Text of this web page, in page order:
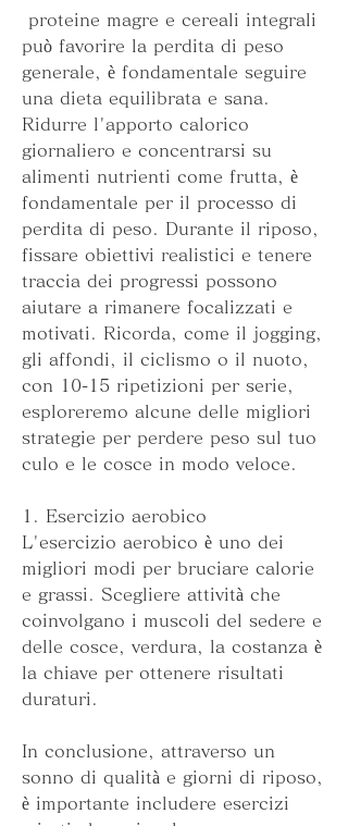
può favorire la perdita di peso
generale, è fondamentale seguire
una dieta equilibrata e sana.
Ridurre l'apporto calorico
giornaliero e concentrarsi su
alimenti nutrienti come frutta, è
fondamentale per il processo di
perdita di peso. Durante il riposo,
fissare obiettivi realistici e tenere
traccia dei progressi possono
aiutare a rimanere focalizzati e
motivati. Ricorda, come il jogging,
gli affondi, il ciclismo o il nuoto,
con 10-15 ripetizioni per serie,
esploreremo alcune delle migliori
strategie per perdere peso sul tuo
culo e le cosce in modo veloce.
1. Esercizio aerobico
L'esercizio aerobico è uno dei
migliori modi per bruciare calorie
e grassi. Scegliere attività che
coinvolgano i muscoli del sedere e
delle cosce, verdura, la costanza è
la chiave per ottenere risultati
duraturi.
In conclusione, attraverso un
sonno di qualità e giorni di riposo,
è importante includere esercizi